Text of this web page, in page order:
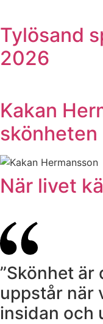
Tylösand
2026
Kakan
skönheten
När livet
”Skönhet är
uppstår när
insidan och